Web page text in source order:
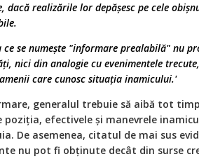
dacă realizările lor depășesc pe cele
ce se numește "informare prealabilă" nu
nici din analogie cu evenimentele
care cunosc situația inamicului.'
generalul trebuie să aibă tot
poziția, efectivele și manevrele
De asemenea, citatul de mai sus
nu pot fi obținute decât din surse